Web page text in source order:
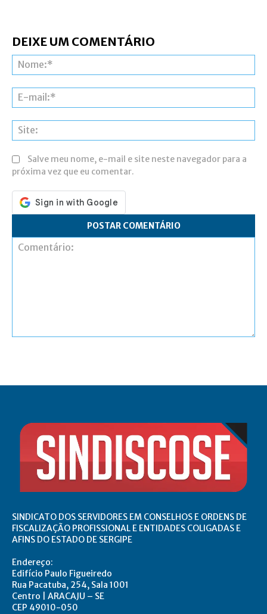
DEIXE UM COMENTÁRIO
Salve meu nome, e-mail e site neste navegador para a
próxima vez que eu comentar.
SINDICATO DOS SERVIDORES EM CONSELHOS E ORDENS DE
FISCALIZAÇÃO PROFISSIONAL E ENTIDADES COLIGADAS E
AFINS DO ESTADO DE SERGIPE
Endereço:
Edifício Paulo Figueiredo
Rua Pacatuba, 254, Sala 1001
Centro | ARACAJU – SE
CEP 49010-050